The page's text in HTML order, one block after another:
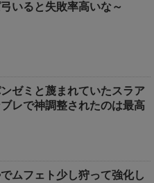
いると失敗率高いな～
ンゼミと蔑まれていたスラア
レで神調整されたのは最高
でムフェト少し狩って強化し